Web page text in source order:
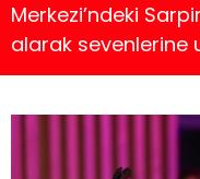
Merkezi’ndeki
alarak sevenlerine